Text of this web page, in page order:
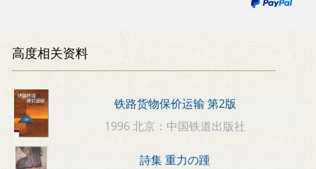
高度相关资料
铁路货物保价运输 第2版
1996 北京：中国铁道出版社
詩集 重力の踵